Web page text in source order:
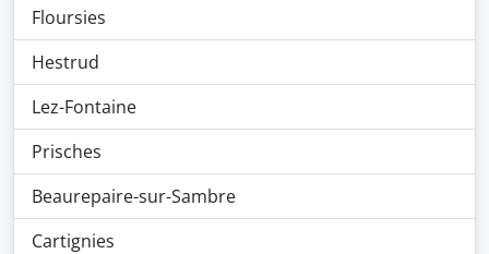
Floursies
Hestrud
Lez-Fontaine
Prisches
Beaurepaire-sur-Sambre
Cartignies